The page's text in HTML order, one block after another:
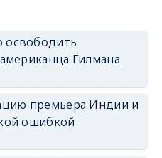
Гилмана
премьера Индии и
ошибкой